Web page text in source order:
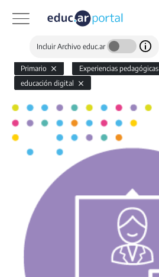
Incluir Archivo educ.ar
Primario
Experiencias pedagógicas
educación digital